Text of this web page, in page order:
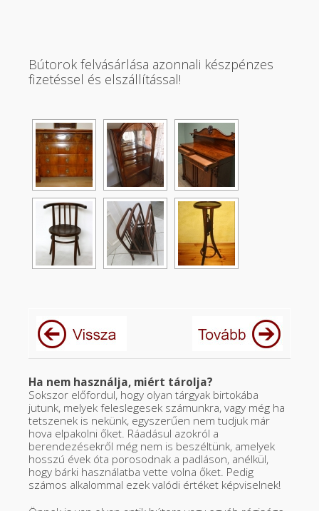
Bútorok felvásárlása azonnali készpénzes
fizetéssel és elszállítással!
Ha nem használja, miért tárolja?
Sokszor előfordul, hogy olyan tárgyak birtokába
jutunk, melyek feleslegesek számunkra, vagy még ha
tetszenek is nekünk, egyszerűen nem tudjuk már
hova elpakolni őket. Ráadásul azokról a
berendezésekről még nem is beszéltünk, amelyek
hosszú évek óta porosodnak a padláson, anélkül,
hogy bárki használatba vette volna őket. Pedig
számos alkalommal ezek valódi értéket képviselnek!